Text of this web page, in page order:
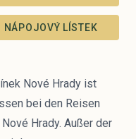
NÁPOJOVÝ LÍSTEK
Nové Hrady ist
bei den Reisen
Hrady. Außer der